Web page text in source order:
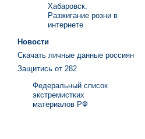
Хабаровск.
Разжигание розни в
интернете
Новости
Скачать личные данные россиян
Защитись от 282
Федеральный список
экстремистких
материалов РФ